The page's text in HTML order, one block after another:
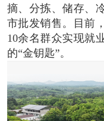
摘、分拣、储存、
市批发销售。目前
10余名群众实现就
的“金钥匙”。